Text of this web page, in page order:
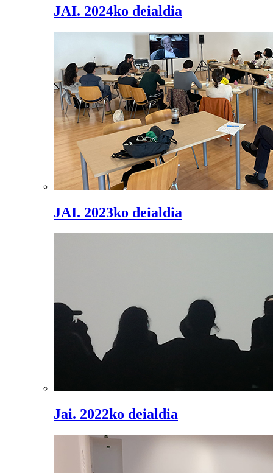
JAI. 2024ko deialdia
JAI. 2023ko deialdia
Jai. 2022ko deialdia